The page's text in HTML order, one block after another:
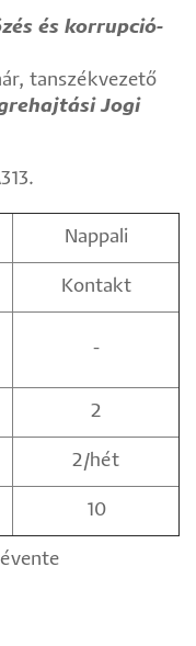
és korrupció-
tanszékvezető
Jogi
Nappali
Kontakt
-
2
2/hét
10